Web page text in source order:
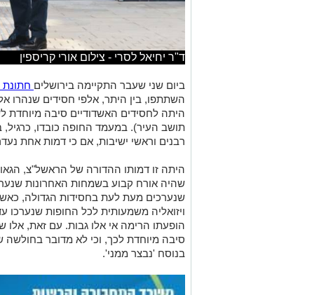
ד"ר יחיאל לסרי - צילום אורי קריספין
ביום שני שעבר התקיימה בירושלים חתונת
השתתפו, בין היתר, אלפי חסידים
היתה לחסידים האשדודיים סיבה מיוחדת
תושב העיר). במעמד החופה כובדו, כרגיל,
רבנים וראשי ישיבות, אם כי דמות אחת
היתה זו דמותו ההדורה של הראשל"צ,
שהיה אורח קבוע בשמחות האחרונות
שנערכים מעת לעת בחסידות הגדולה,
ויזואליה משמעותית לכל החופות
הופעתו הרימה אי אלו גבות. עם זאת, אלו
סיבה מיוחדת לכך, וכי לא מדובר
בנוסח 'נבצר ממני'.